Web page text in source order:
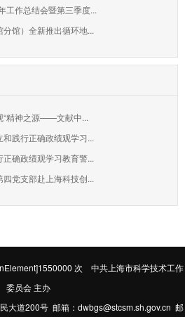
工作总结会暨第三季度...
分馆）全新推出循环地...
“精神之源——文献中...
和践行正确政绩观学习...
正确政绩观学习教育警...
四党支部赴上海科技创...
次 中共上海市科学技术工作
委员会 主办
大道200号 邮箱：dwbgs@stcsm.sh.gov.cn 邮